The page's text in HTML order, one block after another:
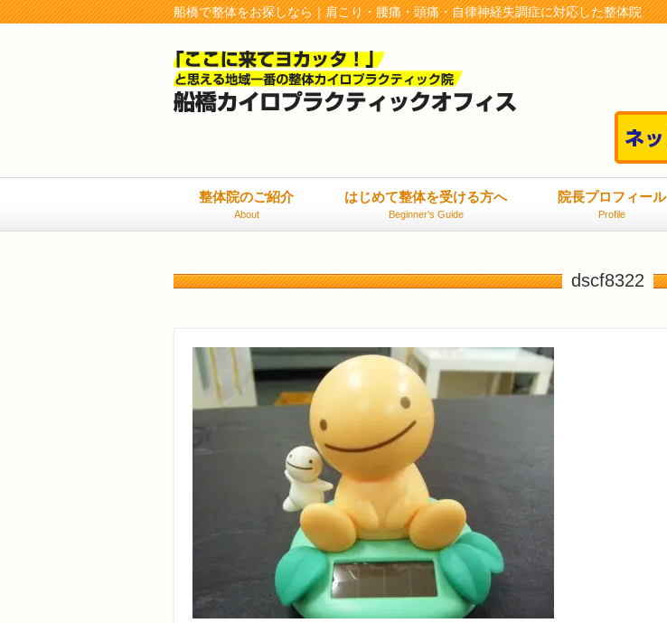
船橋で整体をお探しなら｜肩こり・腰痛・頭痛・自律神経失調症に対応した整体院
整体院のご紹介
About
はじめて整体を受ける方へ
Beginner’s Guide
院長プロフィール
Profile
dscf8322